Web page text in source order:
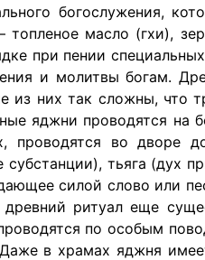
богослужения,
масло (гхи),
при пении
и молитвы богам.
них так сложны, что
яджни проводятся на
во дворе
тьяга (дух
силой слово или
ритуал еще
по особым
в храмах яджня